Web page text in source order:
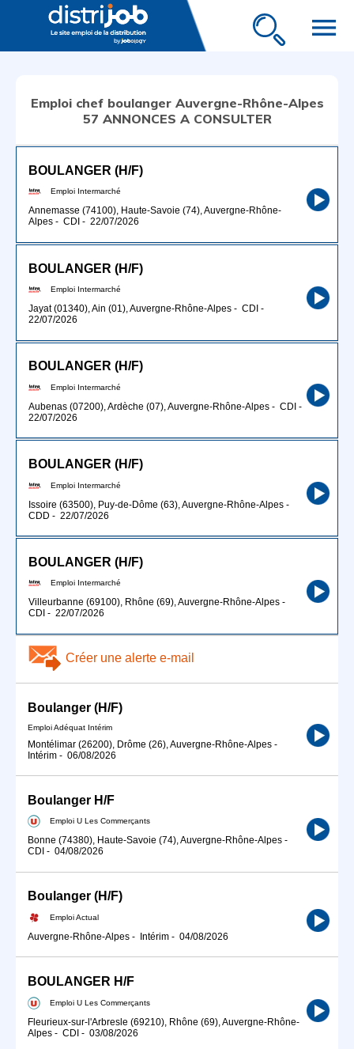
menu
Emploi chef boulanger Auvergne-Rhône-Alpes
57 ANNONCES A CONSULTER
BOULANGER (H/F)
Emploi Intermarché
Annemasse (74100), Haute-Savoie (74), Auvergne-Rhône-
Alpes - CDI - 22/07/2026
BOULANGER (H/F)
Emploi Intermarché
Jayat (01340), Ain (01), Auvergne-Rhône-Alpes - CDI -
22/07/2026
BOULANGER (H/F)
Emploi Intermarché
Aubenas (07200), Ardèche (07), Auvergne-Rhône-Alpes - CDI -
22/07/2026
BOULANGER (H/F)
Emploi Intermarché
Issoire (63500), Puy-de-Dôme (63), Auvergne-Rhône-Alpes -
CDD - 22/07/2026
BOULANGER (H/F)
Emploi Intermarché
Villeurbanne (69100), Rhône (69), Auvergne-Rhône-Alpes -
CDI - 22/07/2026
Créer une alerte e-mail
Boulanger (H/F)
Emploi Adéquat Intérim
Montélimar (26200), Drôme (26), Auvergne-Rhône-Alpes -
Intérim - 06/08/2026
Boulanger H/F
Emploi U Les Commerçants
Bonne (74380), Haute-Savoie (74), Auvergne-Rhône-Alpes -
CDI - 04/08/2026
Boulanger (H/F)
Emploi Actual
Auvergne-Rhône-Alpes - Intérim - 04/08/2026
BOULANGER H/F
Emploi U Les Commerçants
Fleurieux-sur-l'Arbresle (69210), Rhône (69), Auvergne-Rhône-
Alpes - CDI - 03/08/2026